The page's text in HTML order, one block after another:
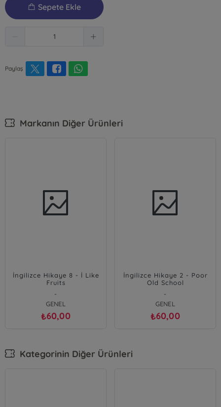
Sepete Ekle
Paylaş
Markanın Diğer Ürünleri
İngilizce Hikaye 8 - İ Like
Fruits
-
GENEL
₺60,00
İngilizce Hikaye 2 - Poor
Old School
-
GENEL
₺60,00
Kategorinin Diğer Ürünleri